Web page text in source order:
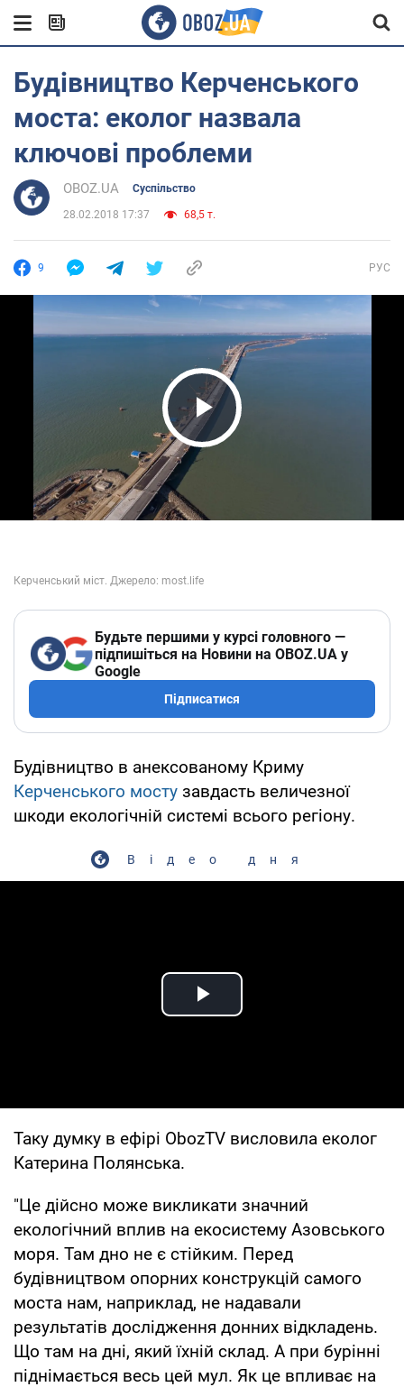
Будівництво Керченського
моста: еколог назвала
ключові проблеми
OBOZ.UA Суспільство
28.02.2018 17:37 68,5 т.
9 РУС
Play Video
Будьте першими у курсі головного —
підпишіться на Новини на OBOZ.UA у
Google
Підписатися
Будівництво в анексованому Криму
Керченського мосту завдасть величезної
шкоди екологічній системі всього регіону.
Відео дня
Play Video
Таку думку в ефірі ObozTV висловила еколог
Катерина Полянська.
"Це дійсно може викликати значний
екологічний вплив на екосистему Азовського
моря. Там дно не є стійким. Перед
будівництвом опорних конструкцій самого
моста нам, наприклад, не надавали
результатів дослідження донних відкладень.
Що там на дні, який їхній склад. А при бурінні
піднімається весь цей мул. Як це впливає на